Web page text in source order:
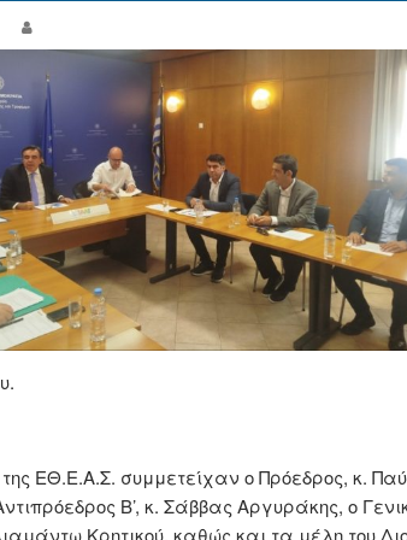
ΕΘ.Ε.Α.Σ. συμμετείχαν ο Πρόεδρος, κ.
Β’, κ. Σάββας Αργυράκης, ο
Κρητικού, καθώς και τα μέλη του